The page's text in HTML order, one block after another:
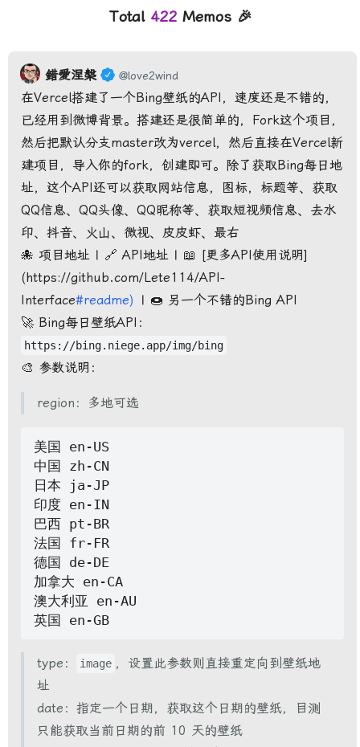
Total 422Memos 🎉
錯愛涅槃 @love2wind
在Vercel搭建了一个Bing壁纸的API，速度还是不错的，
已经用到微博背景。搭建还是很简单的，Fork这个项目，
然后把默认分支master改为vercel，然后直接在Vercel新
建项目，导入你的fork，创建即可。除了获取Bing每日地
址，这个API还可以获取网站信息，图标，标题等、获取
QQ信息、QQ头像、QQ昵称等、获取短视频信息、去水
印、抖音、火山、微视、皮皮虾、最右
🐙 项目地址 | 🔗API地址 | 📖 [更多API使用说明]
(https://github.com/Lete114/API-
Interface#readme) | 🍩 另一个不错的Bing API
🚀 Bing每日壁纸API：
https://bing.niege.app/img/bing
🎨 参数说明：
region：多地可选
美国 en-US
中国 zh-CN
日本 ja-JP
印度 en-IN
巴西 pt-BR
法国 fr-FR
德国 de-DE
加拿大 en-CA
澳大利亚 en-AU
type： image ，设置此参数则直接重定向到壁纸地
址
date：指定一个日期，获取这个日期的壁纸，目测
只能获取当前日期的前 10 天的壁纸